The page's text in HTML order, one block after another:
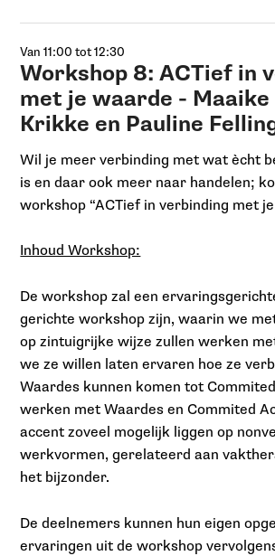
Van 11:00 tot 12:30
Workshop 8: ACTief in
met je waarde -
Krikke en Pauline
Wil je meer verbinding met wat ècht
is en daar ook meer naar handelen;
workshop “ACTief in verbinding met
Inhoud Workshop:
De workshop zal een
gerichte workshop zijn, waarin we
op zintuigrijke wijze zullen werken
we ze willen laten ervaren hoe ze
Waardes kunnen komen tot
werken met Waardes en Commited
accent zoveel mogelijk liggen op
werkvormen, gerelateerd aan
het bijzonder.
De deelnemers kunnen hun eigen
ervaringen uit de workshop